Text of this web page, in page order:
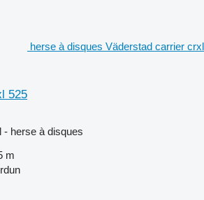
herse à disques Väderstad carrier crxl
525
- herse à disques
m